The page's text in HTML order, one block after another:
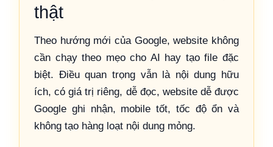
thật
Theo hướng mới của Google, website không
cần chạy theo mẹo cho AI hay tạo file đặc
biệt. Điều quan trọng vẫn là nội dung hữu
ích, có giá trị riêng, dễ đọc, website dễ được
Google ghi nhận, mobile tốt, tốc độ ổn và
không tạo hàng loạt nội dung mỏng.